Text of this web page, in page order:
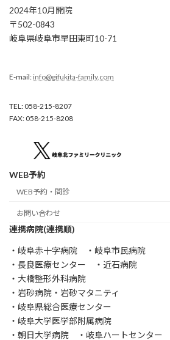
2024年10月開院
〒502-0843
岐阜県岐阜市早田東町10-71
E-mail: info@gifukita-family.com
TEL: 058-215-8207
FAX: 058-215-8208
WEB予約
WEB予約・問診
お問い合わせ
連携病院(連携順)
・岐阜赤十字病院 ・岐阜市民病院
・長良医療センター ・近石病院
・大橋整形外科病院
・岩砂病院・岩砂マタニティ
・岐阜県総合医療センター
・岐阜大学医学部附属病院
・朝日大学病院 ・岐阜ハートセンター